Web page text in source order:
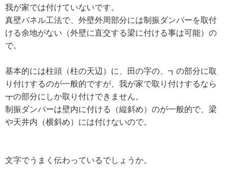
我が家では付けていないです。
真壁パネル工法で、外壁外周部分には制振ダンパーを取付
ける余地がない（外壁に直交する梁に付ける事は可能）の
で。
基本的には柱頭（柱の天辺）に、田の字の、┓の部分に取
り付けするのが一般的ですが、我が家で取り付けするなら
┳の部分にしか取り付けできません。
制振ダンパーは壁内に付ける（縦斜め）のが一般的で、梁
や天井内（横斜め）には付けないので。
文字でうまく伝わっているでしょうか。